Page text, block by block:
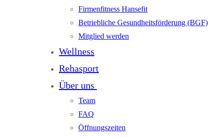
Firmenfitness Hansefit
Betriebliche Gesundheitsförderung (BGF)
Mitglied werden
Wellness
Rehasport
Über uns
Team
FAQ
Öffnungszeiten